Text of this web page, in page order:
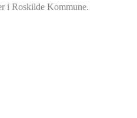
i Roskilde Kommune.